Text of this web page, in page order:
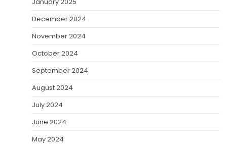
December 2024
November 2024
October 2024
September 2024
August 2024
July 2024
June 2024
May 2024